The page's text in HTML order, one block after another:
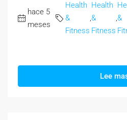
hace 5
meses
Health
&
Fitness
,
Health
&
Fitness
,&
Lee